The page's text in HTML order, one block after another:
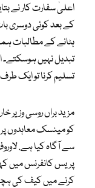
اعلیٰ سفارت کار نے
کے بعد کوئی دوسری
ہٹانے کے مطالبات
تبدیل نہیں ہوسکتے۔
تسلیم کرنا تو ایک
مزید براں روسی وزیر
کو مینسک معاہدوں
سے آگاہ کیا ہے.
پریس کانفرنس میں
کرنے میں کیف کی